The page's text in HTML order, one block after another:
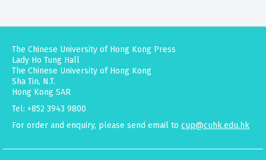
The Chinese University of Hong Kong Press
Lady Ho Tung Hall
The Chinese University of Hong Kong
Sha Tin, N.T.
Hong Kong SAR
Tel: +852 3943 9800
For order and enquiry, please send email to cup@cuhk.edu.hk